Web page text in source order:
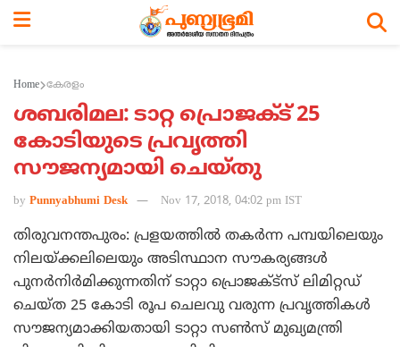
Home കേരളം
ശബരിമല: ടാറ്റ പ്രൊജക്ട് 25
കോടിയുടെ പ്രവൃത്തി
സൗജന്യമായി ചെയ്തു
by Punnyabhumi Desk Nov 17, 2018, 04:02 pm IST
തിരുവനന്തപുരം: പ്രളയത്തില്‍ തകര്‍ന്ന പമ്പയിലെയും
നിലയ്ക്കലിലെയും അടിസ്ഥാന സൗകര്യങ്ങള്‍
പുനര്‍നിര്‍മിക്കുന്നതിന് ടാറ്റാ പ്രൊജക്ട്സ് ലിമിറ്റഡ്
ചെയ്ത 25 കോടി രൂപ ചെലവു വരുന്ന പ്രവൃത്തികള്‍
സൗജന്യമാക്കിയതായി ടാറ്റാ സണ്‍സ് മുഖ്യമന്ത്രി